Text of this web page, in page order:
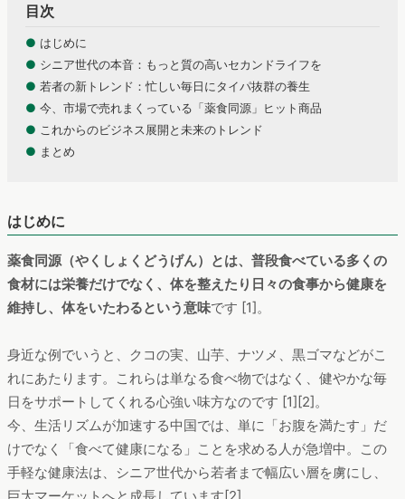
目次
● はじめに
● シニア世代の本音：もっと質の高いセカンドライフを
● 若者の新トレンド：忙しい毎日にタイパ抜群の養生
● 今、市場で売れまくっている「薬食同源」ヒット商品
● これからのビジネス展開と未来のトレンド
● まとめ
はじめに
薬食同源（やくしょくどうげん）とは、普段食べている多くの
食材には栄養だけでなく、体を整えたり日々の食事から健康を
維持し、体をいたわるという意味です [1]。
身近な例でいうと、クコの実、山芋、ナツメ、黒ゴマなどがこ
れにあたります。これらは単なる食べ物ではなく、健やかな毎
日をサポートしてくれる心強い味方なのです [1][2]。
今、生活リズムが加速する中国では、単に「お腹を満たす」だ
けでなく「食べて健康になる」ことを求める人が急増中。この
手軽な健康法は、シニア世代から若者まで幅広い層を虜にし、